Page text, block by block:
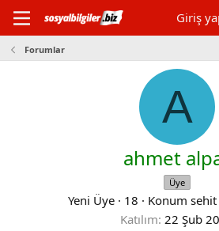
Giriş
Forumlar
A
ahmet
Üye
Yeni Üye · 18 · Konum
Katılım 22 Şub